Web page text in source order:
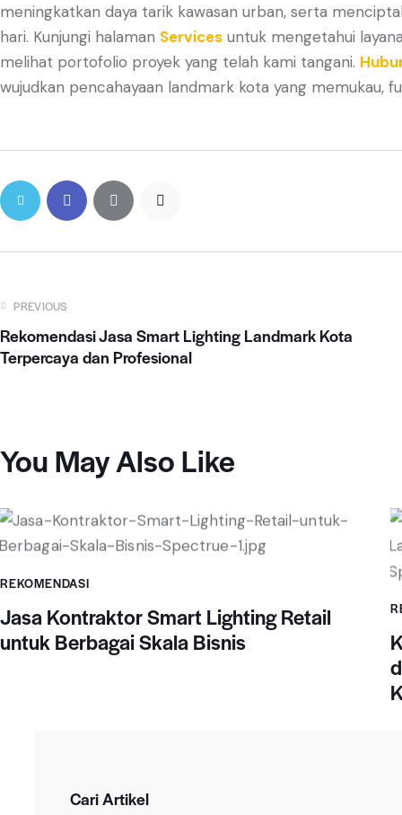
meningkatkan daya tarik kawasan urban, serta
hari. Kunjungi halaman Services untuk mengetahui
melihat portofolio proyek yang telah kami tangani.
wujudkan pencahayaan landmark kota yang memukau,
PREVIOUS
Rekomendasi Jasa Smart Lighting Landmark Kota
Terpercaya dan Profesional
You May Also Like
REKOMENDASI
Jasa Kontraktor Smart Lighting Retail
untuk Berbagai Skala Bisnis
Cari Artikel